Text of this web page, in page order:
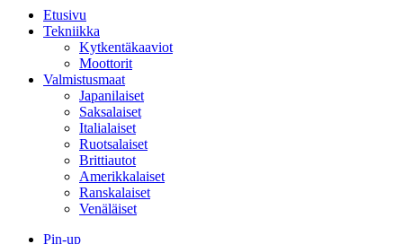
Etusivu
Tekniikka
Kytkentäkaaviot
Moottorit
Valmistusmaat
Japanilaiset
Saksalaiset
Italialaiset
Ruotsalaiset
Brittiautot
Amerikkalaiset
Ranskalaiset
Venäläiset
Pin-up